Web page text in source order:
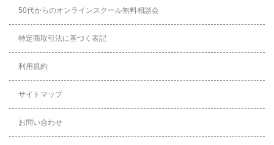
50代からのオンラインスクール無料相談会
特定商取引法に基づく表記
利用規約
サイトマップ
お問い合わせ